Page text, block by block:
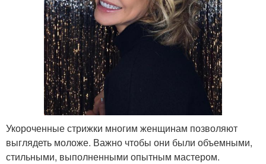
Укороченные стрижки многим женщинам позволяют
выглядеть моложе. Важно чтобы они были объемными,
стильными, выполненными опытным мастером.